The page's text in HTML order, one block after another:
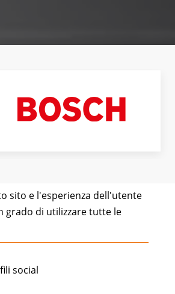
social
sito e l'esperienza dell'utente
grado di utilizzare tutte le